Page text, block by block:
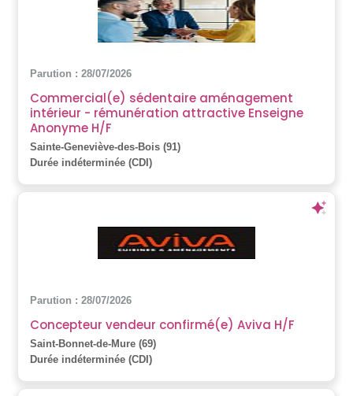
Parution : 28/07/2026
Commercial(e) sédentaire aménagement
intérieur - rémunération attractive Enseigne
Anonyme H/F
Sainte-Geneviève-des-Bois (91)
Durée indéterminée (CDI)
Parution : 28/07/2026
Concepteur vendeur confirmé(e) Aviva H/F
Saint-Bonnet-de-Mure (69)
Durée indéterminée (CDI)